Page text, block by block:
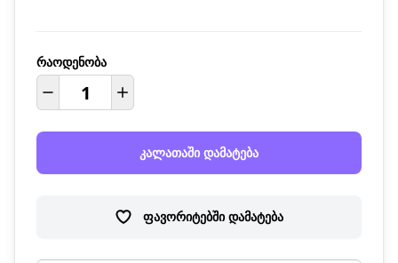
რაოდენობა
კალათაში დამატება
ფავორიტებში დამატება